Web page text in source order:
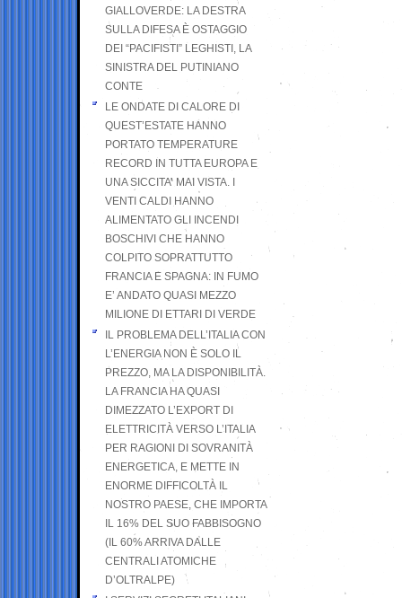
GIALLOVERDE: LA DESTRA
SULLA DIFESA È OSTAGGIO
DEI “PACIFISTI” LEGHISTI, LA
SINISTRA DEL PUTINIANO
CONTE
LE ONDATE DI CALORE DI
QUEST’ESTATE HANNO
PORTATO TEMPERATURE
RECORD IN TUTTA EUROPA E
UNA SICCITA’ MAI VISTA. I
VENTI CALDI HANNO
ALIMENTATO GLI INCENDI
BOSCHIVI CHE HANNO
COLPITO SOPRATTUTTO
FRANCIA E SPAGNA: IN FUMO
E’ ANDATO QUASI MEZZO
MILIONE DI ETTARI DI VERDE
IL PROBLEMA DELL’ITALIA CON
L’ENERGIA NON È SOLO IL
PREZZO, MA LA DISPONIBILITÀ.
LA FRANCIA HA QUASI
DIMEZZATO L’EXPORT DI
ELETTRICITÀ VERSO L’ITALIA
PER RAGIONI DI SOVRANITÀ
ENERGETICA, E METTE IN
ENORME DIFFICOLTÀ IL
NOSTRO PAESE, CHE IMPORTA
IL 16% DEL SUO FABBISOGNO
(IL 60% ARRIVA DALLE
CENTRALI ATOMICHE
D’OLTRALPE)